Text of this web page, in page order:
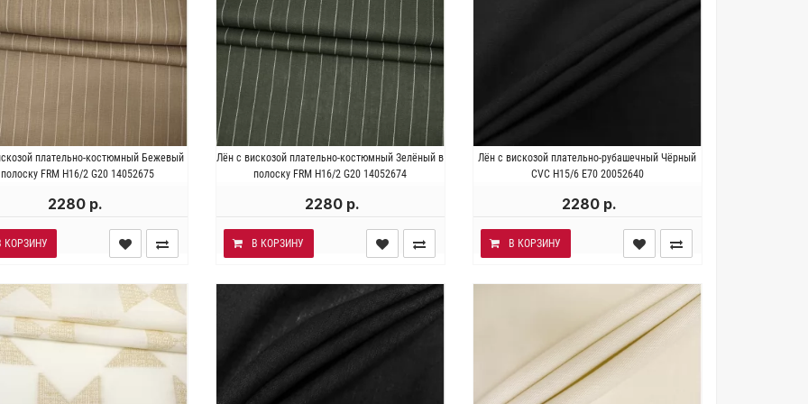
плательно-костюмный Бежевый
FRM H16/2 G20 14052675
. Состав 68% лён 30%
2% эластан. Плотность ~ 190
2280 р.
КОРЗИНУ
Лён с вискозой плательно-костюмный Зелёный в
полоску FRM H16/2 G20 14052674
Италия . Состав 68% лён 30%
вискоза 2% эластан. Плотность ~ 190
2280 р.
В КОРЗИНУ
Лён с вискозой плательно-рубашечный Чёрный
CVC Н15/6 E70 20052640
Италия . Состав 66% лён 34%
вискоза. Плотность ~200 гр/м2.
2280 р.
В КОРЗИНУ